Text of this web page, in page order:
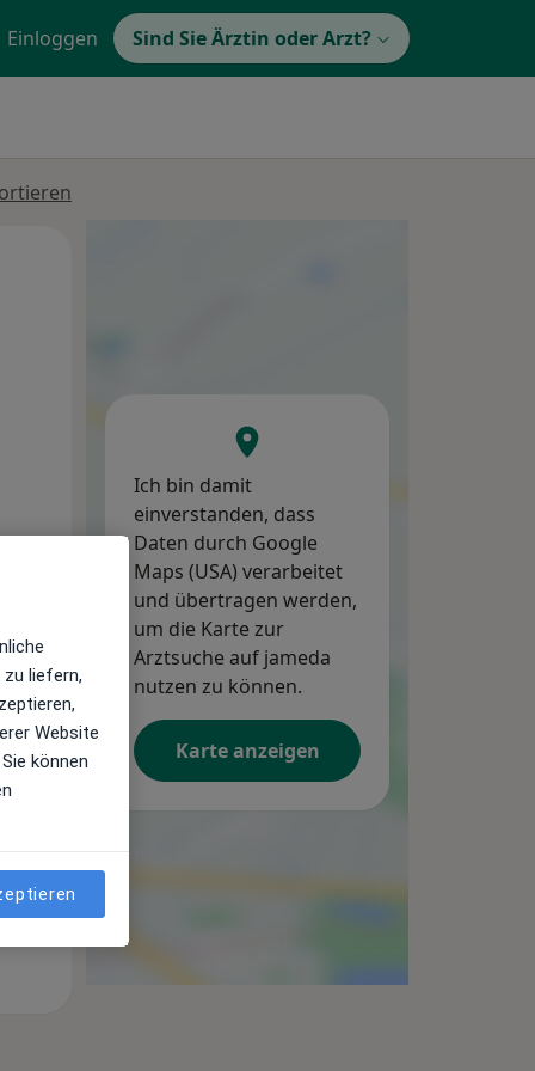
Einloggen Sind Sie Ärztin oder Arzt?
Mo,
10 Aug
Di, Mi,
Ich bin damit
einverstanden, dass
Daten durch Google
Maps (USA) verarbeitet
und übertragen werden,
um die Karte zur
Arztsuche auf jameda
nutzen zu können.
Karte anzeigen
liefern,
Website
können